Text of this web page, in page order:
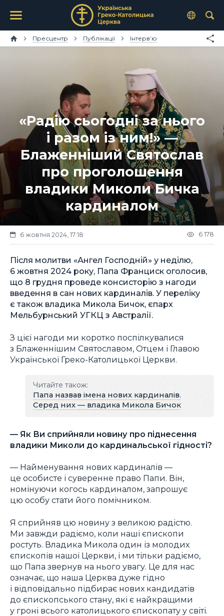
Пресцентр Публікації Інтерв’ю
«Радію сьогодні за нього
і разом із ним!» —
Блаженніший Святослав
про проголошення
владики Миколи Бичка
кардиналом
6 жовтня 2024, 17:18 6 178
Після молитви «Ангел Господній» у неділю,
6 жовтня 2024 року, Папа Франциск оголосив,
що 8 грудня проведе консисторію з нагоди
введення в сан нових кардиналів. У переліку
є також владика Микола Бичок, єпарх
Мельбурнський УГКЦ з Австралії.
З цієї нагоди ми коротко поспілкувалися
з Блаженнішим Святославом, Отцем і Главою
Української Греко-Католицької Церкви.
Читайте також:
Папа назвав імена нових кардиналів.
Серед них — владика Микола Бичок
— Як Ви сприйняли новину про піднесення
владики Миколи до кардинальської гідності?
— Найменування нових кардиналів —
це особисте і суверенне право Папи. Він,
номінуючи когось кардиналом, запрошує
цю особу стати його помічником.
Я сприйняв цю новину з великою радістю.
Ми завжди радіємо, коли наші єпископи
ростуть. Владика Микола один із молодих
єпископів нашої Церкви, і ми тільки радіємо,
що Папа звернув на нього увагу. Це для нас
означає, що наша Церква дуже гідно
і відповідально підбирає нових кандидатів
до єпископського стану, які є найкращими
у гроні всього католицького єпископату у світі.